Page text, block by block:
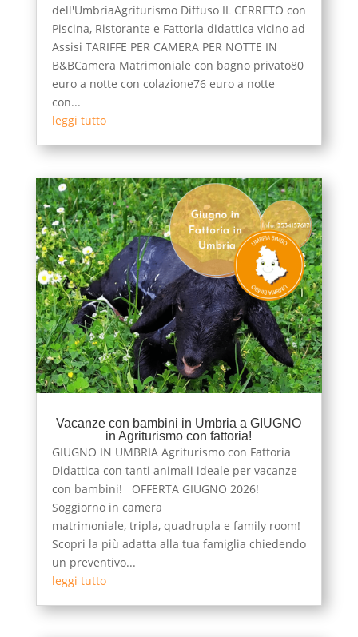
dell'UmbriaAgriturismo Diffuso IL CERRETO con
Piscina, Ristorante e Fattoria didattica vicino ad
Assisi TARIFFE PER CAMERA PER NOTTE IN
B&BCamera Matrimoniale con bagno privato80
euro a notte con colazione76 euro a notte
con...
leggi tutto
Vacanze con bambini in Umbria a GIUGNO
in Agriturismo con fattoria!
GIUGNO IN UMBRIA Agriturismo con Fattoria
Didattica con tanti animali ideale per vacanze
con bambini! OFFERTA GIUGNO 2026!
Soggiorno in camera
matrimoniale, tripla, quadrupla e family room!
Scopri la più adatta alla tua famiglia chiedendo
un preventivo...
leggi tutto